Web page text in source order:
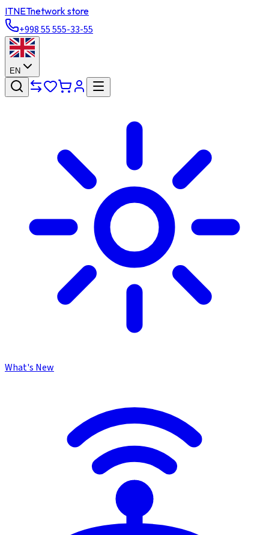
ITNETnetwork store
+998 55 555-33-55
EN
What's New